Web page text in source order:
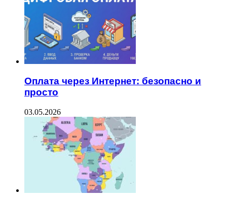
Оплата через Интернет: безопасно и
просто
03.05.2026